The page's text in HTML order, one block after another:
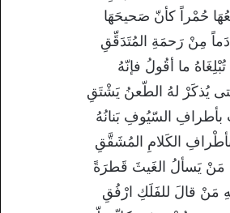
حُمْراً كأنّ صَحيحَهَا
مِنْ رَحمَةِ المُتَدَقِّقِ
تُبْلِغَاهُ ما أقُولُ فإنّهُ
يُذكَرْ لهُ الطّعنُ يَشْتَقِ
السّيُوفِ بَنانُهُ
الكَلامِ المُشَقَّقِ
مَنْ يَسألُ الغَيثَ قَطرَةً
مَنْ قالَ للفَلَكِ ارْفُقِ